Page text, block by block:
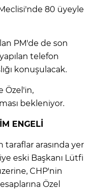
80 üyeyle
PM'de de son
telefon
konuşulacak.
Özel'in,
bekleniyor.
ENGELİ
taraflar arasında yer
eski Başkanı Lütfi
CHP'nin
Özel